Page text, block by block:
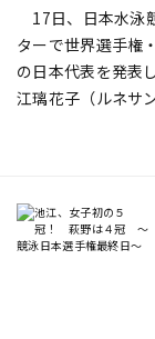
17日、日本水泳
ターで世界選手権
の日本代表を発表
江璃花子（ルネサ